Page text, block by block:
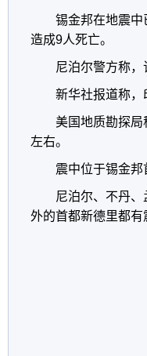
锡金邦在地震
造成9人死亡。
尼泊尔警方称，
新华社报道称
美国地质勘探
左右。
震中位于锡金
尼泊尔、不丹
外的首都新德里都有